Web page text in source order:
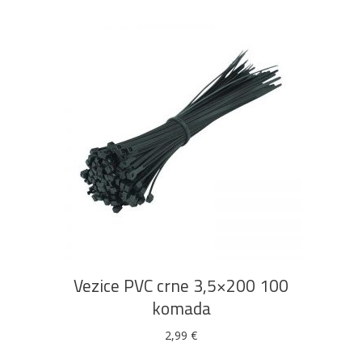
DODAJ U KOŠARICU
Vezice PVC crne 3,5×200 100
komada
2,99 €